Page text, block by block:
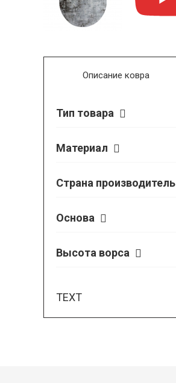
Описание ковра
Тип товара
Материал
Страна производитель
Основа
Высота ворса
TEXT